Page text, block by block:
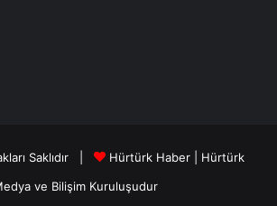
Saklıdır | Hürtürk Haber
Hürtürk
ve BilişimKuruluşudur